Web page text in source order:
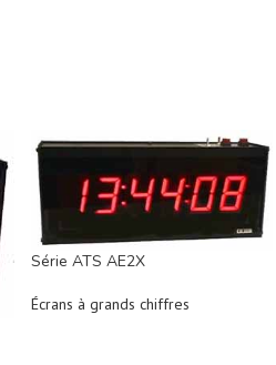
Série ATS AE2X
Écrans à grands chiffres